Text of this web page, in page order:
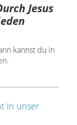
Jesus
kannst du in